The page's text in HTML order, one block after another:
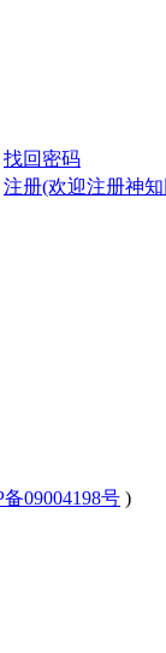
找回密码
注册(欢迎注册神
09004198号 )